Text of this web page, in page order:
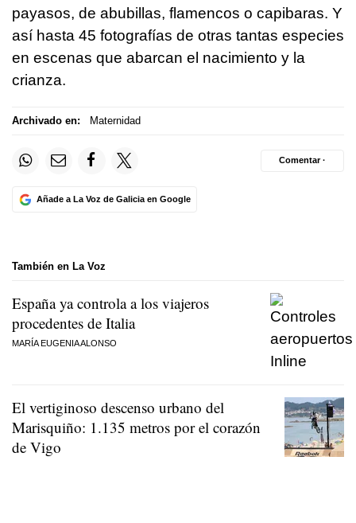
payasos, de abubillas, flamencos o capibaras. Y
así hasta 45 fotografías de otras tantas especies
en escenas que abarcan el nacimiento y la
crianza.
Archivado en: Maternidad
Añade a La Voz de Galicia en Google
Comentar ·
También en La Voz
España ya controla a los viajeros
procedentes de Italia
MARÍA EUGENIA ALONSO
El vertiginoso descenso urbano del
Marisquiño: 1.135 metros por el corazón
de Vigo